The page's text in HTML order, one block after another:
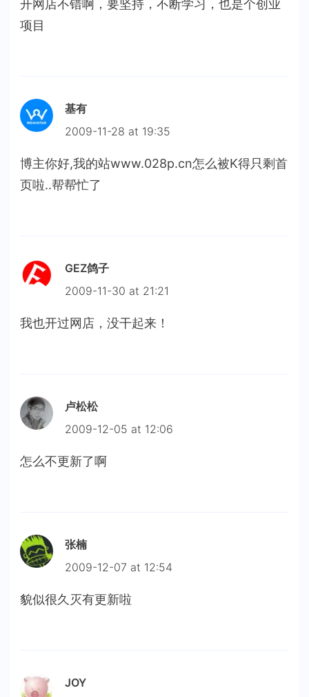
开网店不错啊，要坚持，不断学习，也是个创业
项目
基有
2009-11-28 at 19:35
博主你好,我的站www.028p.cn怎么被K得只剩首
页啦..帮帮忙了
GEZ鸽子
2009-11-30 at 21:21
我也开过网店，没干起来！
卢松松
2009-12-05 at 12:06
怎么不更新了啊
张楠
2009-12-07 at 12:54
貌似很久灭有更新啦
JOY